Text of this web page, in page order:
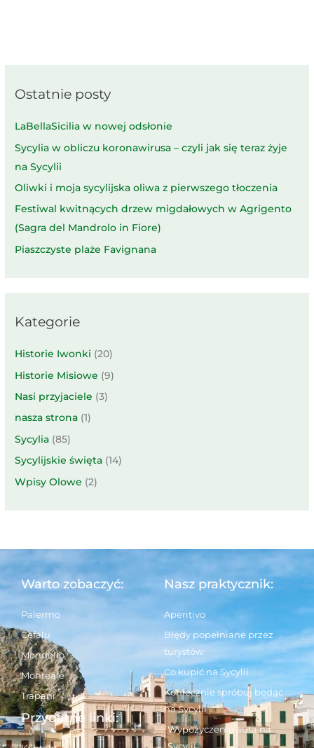
Ostatnie posty
LaBellaSicilia w nowej odsłonie
Sycylia w obliczu koronawirusa – czyli jak się teraz żyje
na Sycylii
Oliwki i moja sycylijska oliwa z pierwszego tłoczenia
Festiwal kwitnących drzew migdałowych w Agrigento
(Sagra del Mandrolo in Fiore)
Piaszczyste plaże Favignana
Kategorie
Historie Iwonki (20)
Historie Misiowe (9)
Nasi przyjaciele (3)
nasza strona (1)
Sycylia (85)
Sycylijskie święta (14)
Wpisy Olowe (2)
Warto zobaczyć:
Palermo
Cefalu
Mondello
Monreale
Trapani
Nasz praktycznik:
Aperitivo
Błędy popełniane przez
turystów
Co kupić na Sycylii
Koniecznie spróbuj będąc
na Sycylii
Wypożyczenie auta na
Sycylii
Przydatne linki: